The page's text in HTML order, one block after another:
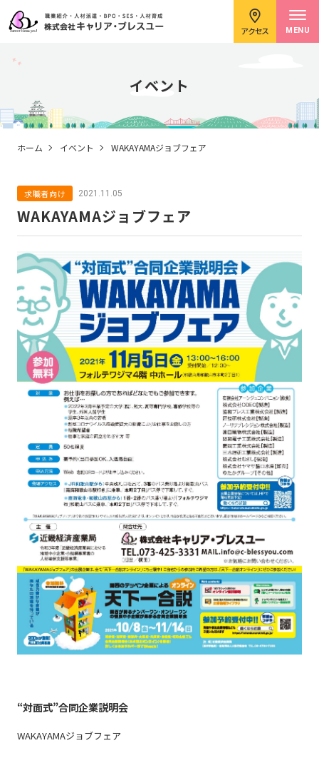
求職者のみなさまへ
企業のみなさまへ
キャリアコンサルタント紹介
イベント情報
強み
会社概要
お知らせ
コンプライアンス基本方針
個人情報の取扱について
個人情報保護方針
反社会的勢力排除方針
派遣事業者行動指針
アクセス MENU
イベント
ホーム イベント WAKAYAMAジョブフェア
求職者向け 2021.11.05
WAKAYAMAジョブフェア
“対面式”合同企業説明会
WAKAYAMAジョブフェア